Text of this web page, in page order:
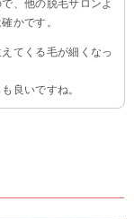
、他の脱毛サロンよ
かです。
てくる毛が細くなっ
良いですね。